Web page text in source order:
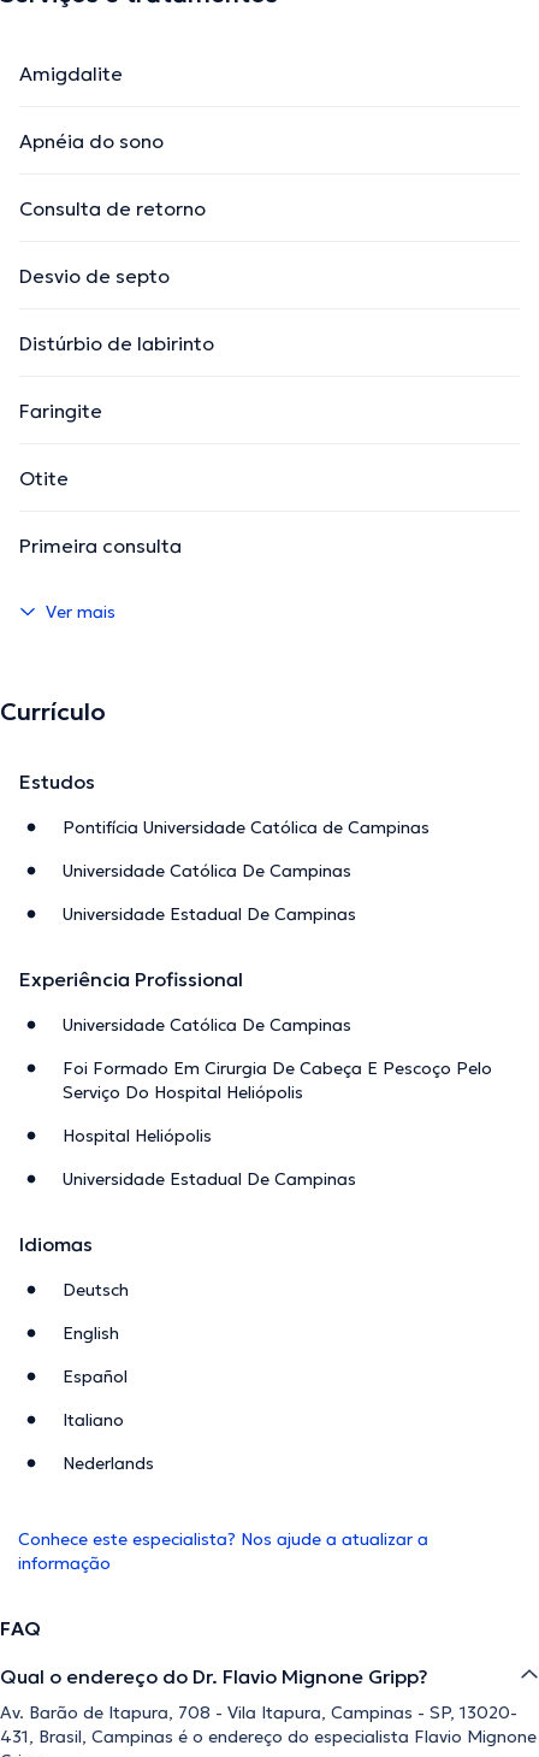
Amigdalite
Apnéia do sono
Consulta de retorno
Desvio de septo
Distúrbio de labirinto
Faringite
Otite
Primeira consulta
Ver mais
Currículo
Estudos
Pontifícia Universidade Católica de Campinas
Universidade Católica De Campinas
Universidade Estadual De Campinas
Experiência Profissional
Universidade Católica De Campinas
Foi Formado Em Cirurgia De Cabeça E Pescoço Pelo
Serviço Do Hospital Heliópolis
Hospital Heliópolis
Universidade Estadual De Campinas
Idiomas
Deutsch
English
Español
Italiano
Nederlands
Conhece este especialista? Nos ajude a atualizar a
informação
FAQ
Qual o endereço do Dr. Flavio Mignone Gripp?
Av. Barão de Itapura, 708 - Vila Itapura, Campinas - SP, 13020-
431, Brasil, Campinas é o endereço do especialista Flavio Mignone